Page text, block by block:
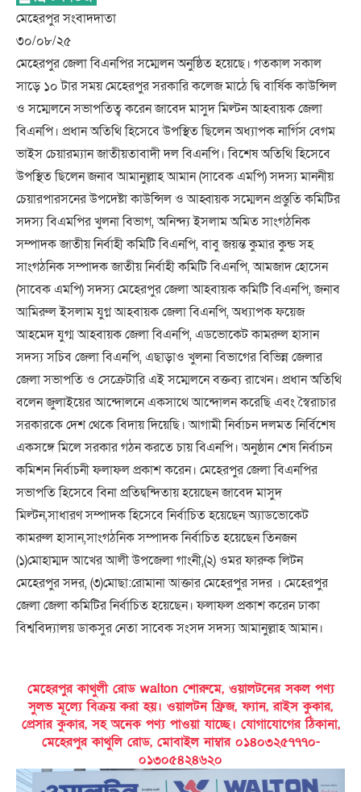
মেহেরপুর সংবাদদাতা
৩০/০৮/২৫
মেহেরপুর জেলা বিএনপির সম্মেলন অনুষ্ঠিত হয়েছে। গতকাল সকাল
সাড়ে ১০ টার সময় মেহেরপুর সরকারি কলেজ মাঠে দ্বি বার্ষিক কাউন্সিল
ও সম্মেলনে সভাপতিত্ব করেন জাবেদ মাসুদ মিল্টন আহবায়ক জেলা
বিএনপি। প্রধান অতিথি হিসেবে উপস্থিত ছিলেন অধ্যাপক নার্গিস বেগম
ভাইস চেয়ারম্যান জাতীয়তাবাদী দল বিএনপি। বিশেষ অতিথি হিসেবে
উপস্থিত ছিলেন জনাব আমানুল্লাহ আমান (সাবেক এমপি) সদস্য মাননীয়
চেয়ারপারসনের উপদেষ্টা কাউন্সিল ও আহ্বায়ক সম্মেলন প্রস্তুতি কমিটির
সদস্য বিএমপির খুলনা বিভাগ, অনিন্দ্য ইসলাম অমিত সাংগঠনিক
সম্পাদক জাতীয় নির্বাহী কমিটি বিএনপি, বাবু জয়ন্ত কুমার কুন্ড সহ
সাংগঠনিক সম্পাদক জাতীয় নির্বাহী কমিটি বিএনপি, আমজাদ হোসেন
(সাবেক এমপি) সদস্য মেহেরপুর জেলা আহবায়ক কমিটি বিএনপি, জনাব
আমিরুল ইসলাম যুগ্ন আহবায়ক জেলা বিএনপি, অধ্যাপক ফয়েজ
আহমেদ যুগ্ম আহবায়ক জেলা বিএনপি, এডভোকেট কামরুল হাসান
সদস্য সচিব জেলা বিএনপি, এছাড়াও খুলনা বিভাগের বিভিন্ন জেলার
জেলা সভাপতি ও সেক্রেটারি এই সম্মেলনে বক্তব্য রাখেন। প্রধান অতিথি
বলেন জুলাইয়ের আন্দোলনে একসাথে আন্দোলন করেছি এবং স্বৈরাচার
সরকারকে দেশ থেকে বিদায় দিয়েছি। আগামী নির্বাচন দলমত নির্বিশেষ
একসঙ্গে মিলে সরকার গঠন করতে চায় বিএনপি। অনুষ্ঠান শেষ নির্বাচন
কমিশন নির্বাচনী ফলাফল প্রকাশ করেন। মেহেরপুর জেলা বিএনপির
সভাপতি হিসেবে বিনা প্রতিদ্বন্দিতায় হয়েছেন জাবেদ মাসুদ
মিল্টন,সাধারণ সম্পাদক হিসেবে নির্বাচিত হয়েছেন অ্যাডভোকেট
কামরুল হাসান,সাংগঠনিক সম্পাদক নির্বাচিত হয়েছেন তিনজন
(১)মোহাম্মদ আখের আলী উপজেলা গাংনী,(২) ওমর ফারুক লিটন
মেহেরপুর সদর, (৩)মোছা:রোমানা আক্তার মেহেরপুর সদর । মেহেরপুর
জেলা জেলা কমিটির নির্বাচিত হয়েছেন। ফলাফল প্রকাশ করেন ঢাকা
বিশ্ববিদ্যালয় ডাকসুর নেতা সাবেক সংসদ সদস্য আমানুল্লাহ আমান।
মেহেরপুর কাথুলী রোড walton শোরুমে, ওয়ালটনের সকল পণ্য
সুলভ মূল্যে বিক্রয় করা হয়। ওয়ালটন ফ্রিজ, ফ্যান, রাইস কুকার,
প্রেসার কুকার, সহ অনেক পণ্য পাওয়া যাচ্ছে। যোগাযোগের ঠিকানা,
মেহেরপুর কাথুলি রোড, মোবাইল নাম্বার ০১৪০৩২৫৭৭৭০-
০১৩০৫৪২৪৬২০